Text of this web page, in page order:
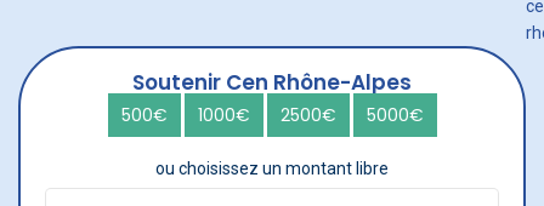
Soutenir Cen Rhône-Alpes
500€ 1000€ 2500€ 5000€
ou choisissez un montant libre